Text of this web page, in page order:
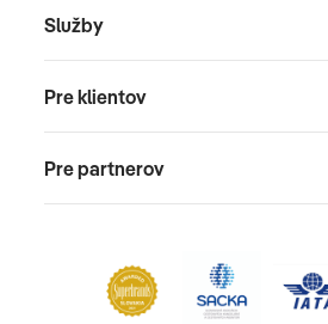
Služby
Pre klientov
Pre partnerov